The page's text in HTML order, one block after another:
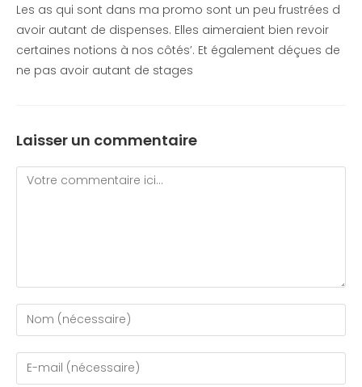
Les as qui sont dans ma promo sont un peu frustrées d
avoir autant de dispenses. Elles aimeraient bien revoir
certaines notions à nos côtés’. Et également déçues de
ne pas avoir autant de stages
Laisser un commentaire